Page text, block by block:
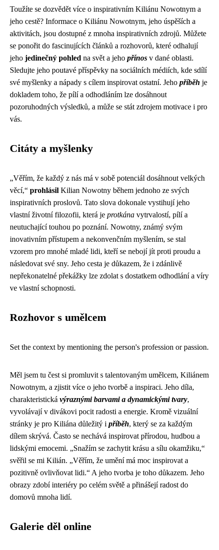
Toužíte se dozvědět více o inspirativním Kiliánu Nowotnym a
jeho cestě? Informace o Kiliánu Nowotnym, jeho úspěších a
aktivitách, jsou dostupné z mnoha inspirativních zdrojů. Můžete
se ponořit do fascinujících článků a rozhovorů, které odhalují
jeho jedinečný pohled na svět a jeho přínos v dané oblasti.
Sledujte jeho poutavé příspěvky na sociálních médiích, kde sdílí
své myšlenky a nápady s cílem inspirovat ostatní. Jeho příběh je
dokladem toho, že pílí a odhodláním lze dosáhnout
pozoruhodných výsledků, a může se stát zdrojem motivace i pro
vás.
Citáty a myšlenky
„Věřím, že každý z nás má v sobě potenciál dosáhnout velkých
věcí,“ prohlásil Kilian Nowotny během jednoho ze svých
inspirativních proslovů. Tato slova dokonale vystihují jeho
vlastní životní filozofii, která je protkána vytrvalostí, pílí a
neutuchající touhou po poznání. Nowotny, známý svým
inovativním přístupem a nekonvenčním myšlením, se stal
vzorem pro mnohé mladé lidi, kteří se nebojí jít proti proudu a
následovat své sny. Jeho cesta je důkazem, že i zdánlivě
nepřekonatelné překážky lze zdolat s dostatkem odhodlání a víry
ve vlastní schopnosti.
Rozhovor s umělcem
Set the context by mentioning the person's profession or passion.
Měl jsem tu čest si promluvit s talentovaným umělcem, Kiliánem
Nowotnym, a zjistit více o jeho tvorbě a inspiraci. Jeho díla,
charakteristická výraznými barvami a dynamickými tvary,
vyvolávají v divákovi pocit radosti a energie. Kromě vizuální
stránky je pro Kiliána důležitý i příběh, který se za každým
dílem skrývá. Často se nechává inspirovat přírodou, hudbou a
lidskými emocemi. „Snažím se zachytit krásu a sílu okamžiku,“
svěřil se mi Kilián. „Věřím, že umění má moc inspirovat a
pozitivně ovlivňovat lidi.“ A jeho tvorba je toho důkazem. Jeho
obrazy zdobí interiéry po celém světě a přinášejí radost do
domovů mnoha lidí.
Galerie děl online